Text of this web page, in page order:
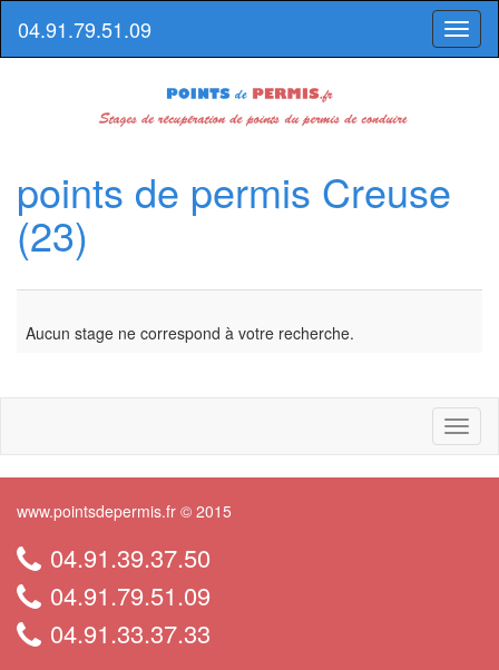
04.91.79.51.09
points de permis Creuse
(23)
Aucun stage ne correspond à votre recherche.
www.pointsdepermis.fr © 2015
04.91.39.37.50
04.91.79.51.09
04.91.33.37.33